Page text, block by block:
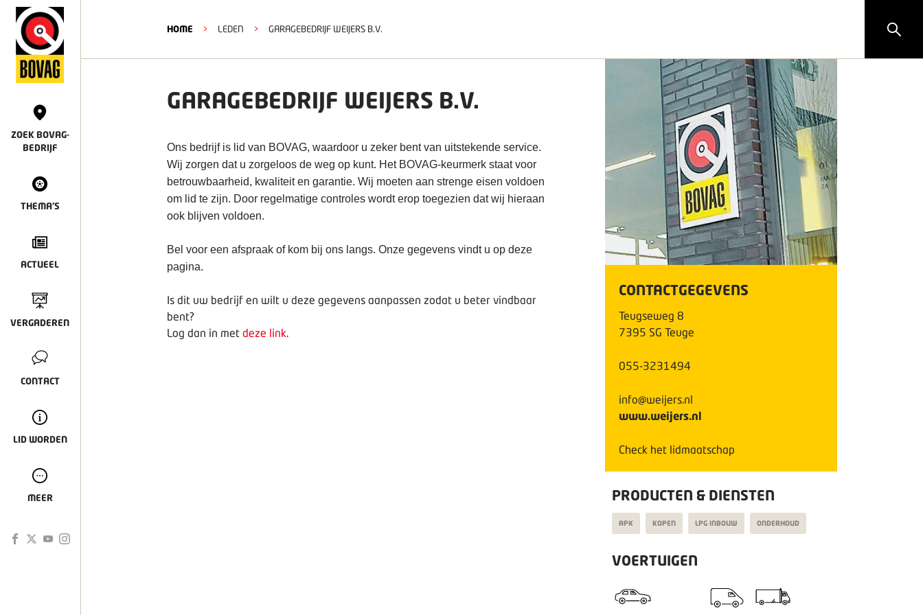
ZOEK BOVAG-
BEDRIJF
THEMA'S
ACTUEEL
VERGADEREN
CONTACT
LID WORDEN
MEER
HOME > LEDEN > GARAGEBEDRIJF WEIJERS B.V.
GARAGEBEDRIJF WEIJERS B.V.
Ons bedrijf is lid van BOVAG, waardoor u zeker bent van uitstekende service.
Wij zorgen dat u zorgeloos de weg op kunt. Het BOVAG-keurmerk staat voor
betrouwbaarheid, kwaliteit en garantie. Wij moeten aan strenge eisen voldoen
om lid te zijn. Door regelmatige controles wordt erop toegezien dat wij hieraan
ook blijven voldoen.
Bel voor een afspraak of kom bij ons langs. Onze gegevens vindt u op deze
pagina.
Is dit uw bedrijf en wilt u deze gegevens aanpassen zodat u beter vindbaar
bent?
Log dan in met deze link.
CONTACTGEGEVENS
Teugseweg 8
7395 SG Teuge
055-3231494
info@weijers.nl
www.weijers.nl
Check het lidmaatschap
PRODUCTEN & DIENSTEN
APK KOPEN LPG INBOUW ONDERHOUD
VOERTUIGEN